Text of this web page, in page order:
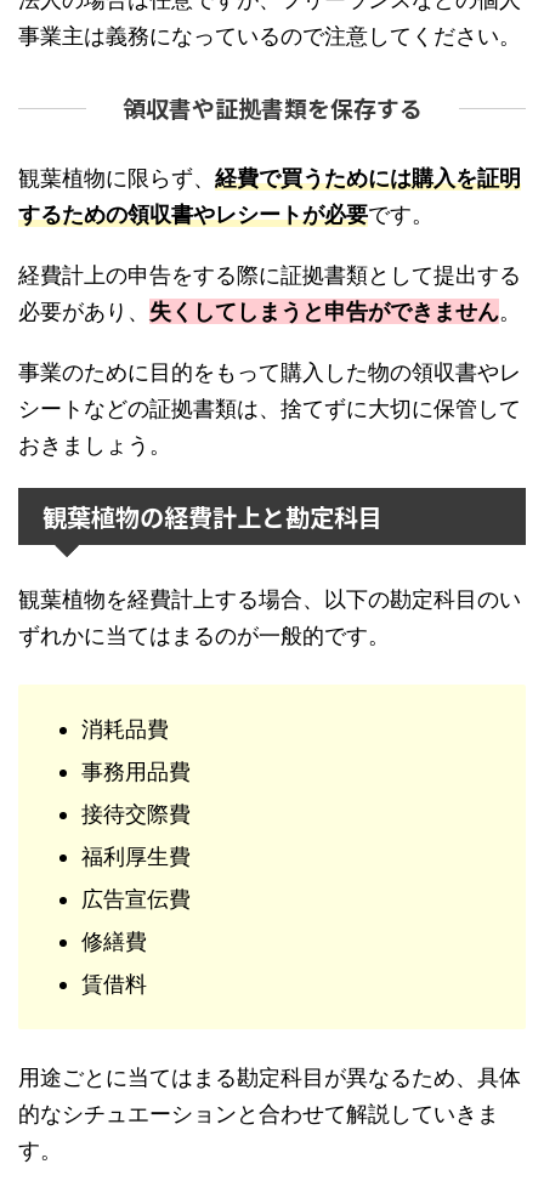
事業主は義務になっているので注意してください。
領収書や証拠書類を保存する
観葉植物に限らず、 経費で買うためには購入を証明
するための領収書やレシートが必要です。
経費計上の申告をする際に証拠書類として提出する
必要があり、 失くしてしまうと申告ができません。
事業のために目的をもって購入した物の領収書やレ
シートなどの証拠書類は、捨てずに大切に保管して
おきましょう。
観葉植物の経費計上と勘定科目
観葉植物を経費計上する場合、以下の勘定科目のい
ずれかに当てはまるのが一般的です。
消耗品費
事務用品費
接待交際費
福利厚生費
広告宣伝費
修繕費
賃借料
用途ごとに当てはまる勘定科目が異なるため、具体
的なシチュエーションと合わせて解説していきま
す。